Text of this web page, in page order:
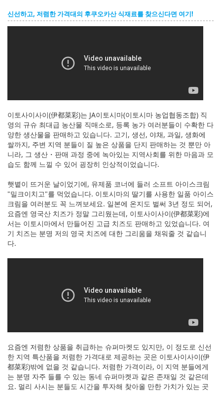
신선하고, 저렴한 가격대의 후쿠오카산 식재료를 찾으신다면 여기!
이토사이사이(伊都菜彩)는 JA이토시마(이토시마 농업협동조합) 직
영의 규슈 최대급 농산물 직매소로, 등록 농가 여러분들이 수확한 다
양한 생산물을 판매하고 있습니다. 고기, 생선, 야채, 과일, 생화에
쌀까지, 주변 지역 분들이 질 높은 상품을 단지 판매하는 것 뿐만 아
니라, 그 생산・판매 과정 중에 녹아있는 지역사회를 위한 마음과 모
습도 함께 느낄 수 있어 굉장히 인상적이었습니다.
햇볕이 뜨거운 날이었기에, 유제품 코너에 들러 소프트 아이스크림
"밀크이치고"를 먹었습니다. 이토시마의 딸기를 사용한 일품 아이스
크림을 여러분도 꼭 느껴보세요. 일본에 온지도 벌써 3년 정도 되어,
요즘엔 영국산 치즈가 정말 그리웠는데, 이토사이사이(伊都菜彩)에
서는 이토시마에서 만들어진 고급 치즈도 판매하고 있었습니다. 여
기 치즈는 분명 저의 영국 치즈에 대한 그리움을 채워줄 것 같습니
다.
요즘엔 저렴한 상품을 취급하는 슈퍼마켓도 있지만, 이 정도로 신선
한 지역 특산품을 저렴한 가격대로 제공하는 곳은 이토사이사이(伊
都菜彩)밖에 없을 것 같습니다. 저렴한 가격이라, 이 지역 분들에게
는 분명 자주 들를 수 있는 동네 슈퍼마켓과 같은 존재일 것 같은데
요. 멀리 사시는 분들도 시간을 투자해 찾아올 만한 가치가 있는 곳